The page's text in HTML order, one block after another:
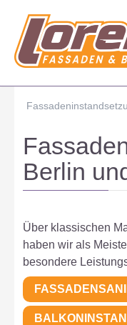
Berlin
Über klassischen
haben wir als
besondere